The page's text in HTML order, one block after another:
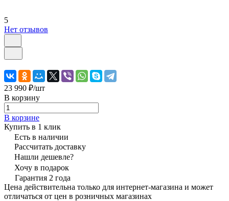
5
Нет отзывов
23 990 ₽/шт
В корзину
В корзине
Купить в 1 клик
Есть в наличии
Рассчитать доставку
Нашли дешевле?
Хочу в подарок
Гарантия 2 года
Цена действительна только для интернет-магазина и может
отличаться от цен в розничных магазинах